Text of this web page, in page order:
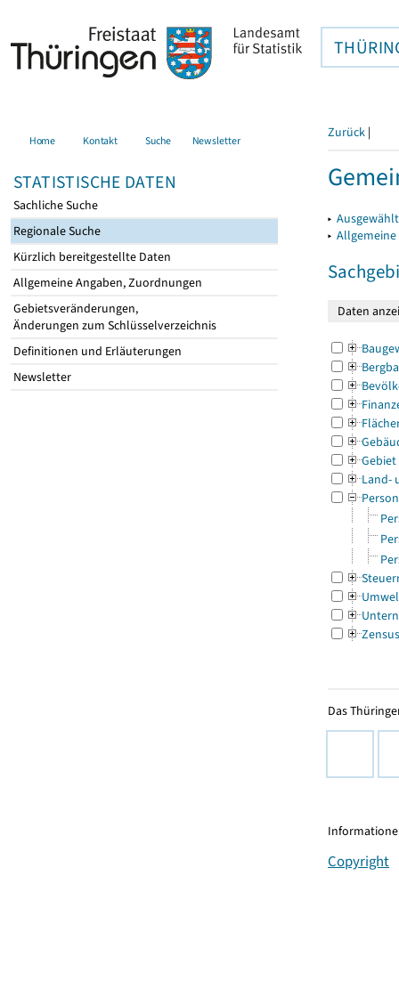
Home Kontakt Suche Newsletter
STATISTISCHE DATEN
Sachliche Suche
Regionale Suche
Kürzlich bereitgestellte Daten
Allgemeine Angaben, Zuordnungen
Gebietsveränderungen,
Änderungen zum Schlüsselverzeichnis
Definitionen und Erläuterungen
Newsletter
Zurück |
▸
▸
Gebiet
Land-
Zensus
Das
Copyright